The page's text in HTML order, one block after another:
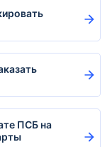
ПСБ на